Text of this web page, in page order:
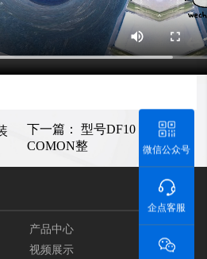
下一篇：型号DF10 封装DB-1
COMON整
产品中心
视频展示
微信公众号
企点客服